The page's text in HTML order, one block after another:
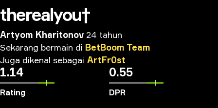
therealyou†
Artyom Kharitonov 24 tahun
Sekarang bermain di BetBoom Team
Juga dikenal sebagai ArtFr0st
1.14
Rating
0.55
DPR